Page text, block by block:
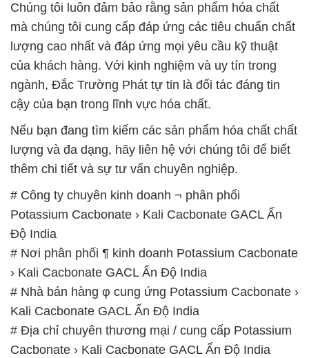
Chúng tôi luôn đảm bảo rằng sản phẩm hóa chất
mà chúng tôi cung cấp đáp ứng các tiêu chuẩn chất
lượng cao nhất và đáp ứng mọi yêu cầu kỹ thuật
của khách hàng. Với kinh nghiệm và uy tín trong
ngành, Đắc Trường Phát tự tin là đối tác đáng tin
cậy của bạn trong lĩnh vực hóa chất.
Nếu bạn đang tìm kiếm các sản phẩm hóa chất chất
lượng và đa dạng, hãy liên hệ với chúng tôi để biết
thêm chi tiết và sự tư vấn chuyên nghiệp.
# Công ty chuyên kinh doanh ¬ phân phối
Potassium Cacbonate › Kali Cacbonate GACL Ấn
Độ India
# Nơi phân phối ¶ kinh doanh Potassium Cacbonate
› Kali Cacbonate GACL Ấn Độ India
# Nhà bán hàng φ cung ứng Potassium Cacbonate ›
Kali Cacbonate GACL Ấn Độ India
# Địa chỉ chuyên thương mại / cung cấp Potassium
Cacbonate › Kali Cacbonate GACL Ấn Độ India